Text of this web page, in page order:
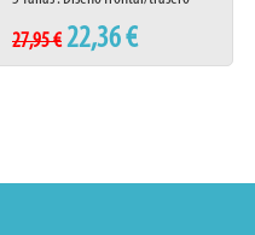
27,95 € 22,36 €